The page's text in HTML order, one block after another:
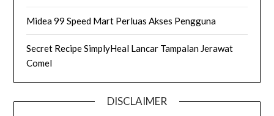
Midea 99 Speed Mart Perluas Akses Pengguna
Secret Recipe SimplyHeal Lancar Tampalan Jerawat
Comel
DISCLAIMER